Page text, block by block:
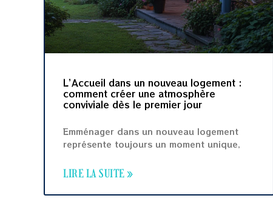
L’Accueil dans un nouveau logement :
comment créer une atmosphère
conviviale dès le premier jour
Emménager dans un nouveau logement
représente toujours un moment unique,
LIRE LA SUITE »